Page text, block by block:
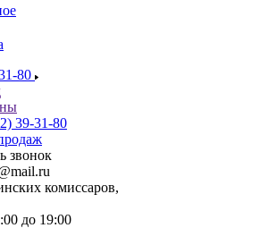
80
39-31-80
звонок
комиссаров,
до 19:00